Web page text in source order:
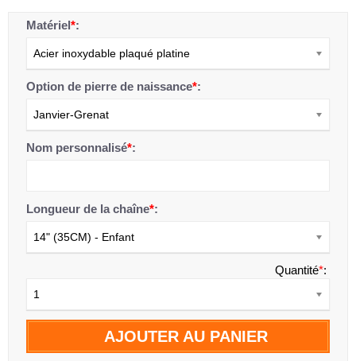
Matériel*:
Acier inoxydable plaqué platine
Option de pierre de naissance*:
Janvier-Grenat
Nom personnalisé*:
Longueur de la chaîne*:
14" (35CM) - Enfant
Quantité*:
1
AJOUTER AU PANIER